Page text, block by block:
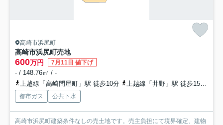
高崎市浜尻町
高崎市浜尻町売地
600万円 7月11日 値下げ
- / 148.76㎡ / -
上越線「高崎問屋町」駅 徒歩10分
上越線「井野」駅 徒歩15分
都市ガス 公共下水
高崎市浜尻町建築条件なしの売土地です。売主負担にて境界確定、建物